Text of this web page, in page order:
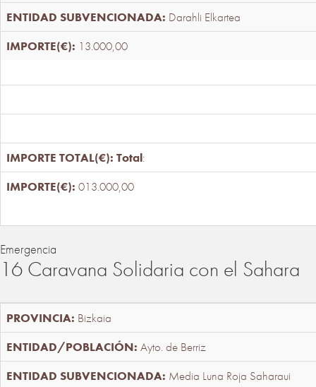
Darahli Elkartea
13.000,00
Total:
013.000,00
Emergencia
16 Caravana Solidaria con el Sahara
Bizkaia
Ayto. de Berriz
Media Luna Roja Saharaui